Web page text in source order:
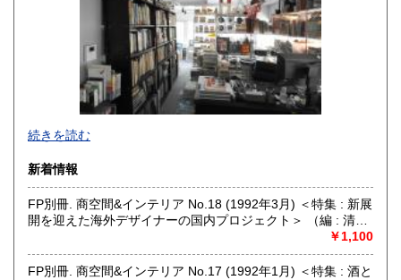
185円 大分県
185円 鹿児島県
185円
グラフィックデザイン、イラストレーション、タイポグラフ
ィ、プロダクトデザイン、インテリア、建築、広告、写真に
関する資料を扱っています。買取りも積極的に行っておりま
すので、出張・宅配買取ともに、お気軽にご連絡ください。
沿線名：東京メトロ日比谷線
最寄駅：人形町
定休日：土曜日・日曜日・祝日
続きを読む
新着情報
FP別冊. 商空間&インテリア No.18 (1992年3月) ＜特集 : 新展
開を迎えた海外デザイナーの国内プロジェクト＞ （編 : 清水
￥1,100
FP別冊. 商空間&インテリア No.17 (1992年1月) ＜特集 : 酒と